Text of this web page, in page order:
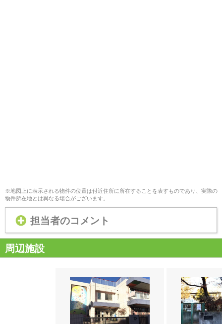
※地図上に表示される物件の位置は付近住所に所在することを表すものであり、実際の
物件所在地とは異なる場合がございます。
担当者のコメント
周辺施設